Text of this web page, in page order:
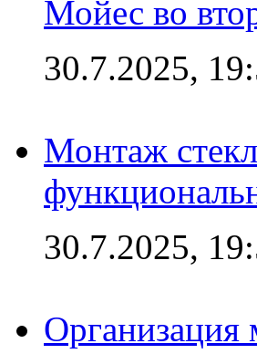
Мойес во
30.7.2025,
Монтаж
30.7.2025,
Организация